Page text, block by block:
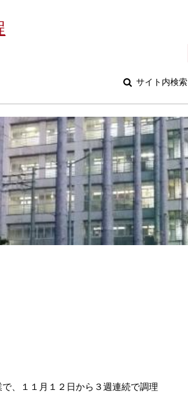
サイト内検索
、１１月１２日から３週連続で調理